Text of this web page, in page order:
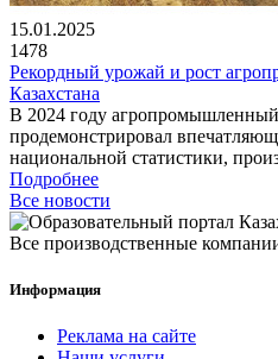
15.01.2025
1478
Рекордный урожай и рост
Казахстана
В 2024 году агропромышленный
продемонстрировал
национальной статистики,
Подробнее
Все новости
Все производственные
Информация
Реклама на сайте